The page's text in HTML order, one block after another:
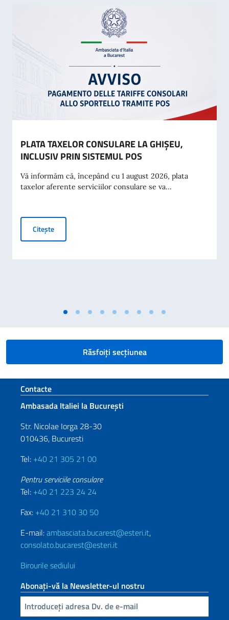
PLATA TAXELOR CONSULARE LA GHIȘEU,
INCLUSIV PRIN SISTEMUL POS
Vă informăm că, începând cu 1 august 2026, plata
taxelor aferente serviciilor consulare se va...
CiteștePLATA TAXELOR CONSULARE LA GHIȘEU, INCLUSIV
Răsfoiți secțiunea
Footer section
Contacte
Ambasada Italiei la București
Str. Nicolae Iorga 28-30
010436, Bucuresti
Tel: +40 21 305 21 00
Pentru serviciile consulare
Tel: +40 21 223 24 24
Fax: +40 21 310 30 50
E-mail:ambasciata.bucarest@esteri.it,
consolato.bucarest@esteri.it
Birourile sediului
Abonați-vă la Newsletter-ul nostru
Inserisci la tua email